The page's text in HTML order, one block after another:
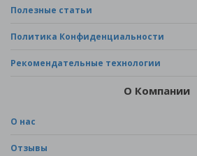
Полезные статьи
Политика Конфиденциальности
Рекомендательные технологии
О Компании
О нас
Отзывы